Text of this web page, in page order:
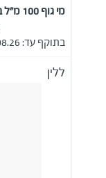
מי גוף 100 מ"ל ב-45 ₪ במקום 99.90 ₪
בתוקף עד: 31.08.26
ללין